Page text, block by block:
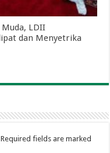
LDII
dan Menyetrika
Required fields are marked